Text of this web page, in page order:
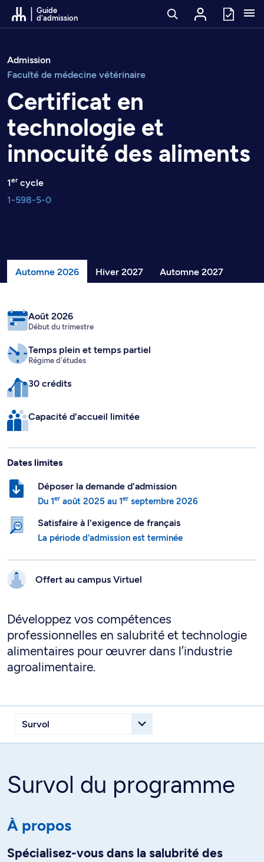
Passer au contenu
Guide
d'admission
Admission
Faculté de médecine vétérinaire
Certificat en
technologie et
innocuité des aliments
1ercycle
1-598-5-0
Automne 2026 Hiver 2027 Automne 2027
Août 2026
Début du trimestre
Temps plein et temps partiel
Régime d'études
30 crédits
Capacité d'accueil limitée
Dates limites
Déposer la demande d'admission
Du 1er août 2025 au 1er septembre 2026
Satisfaire à l'exigence de français
la période d'admission est terminée
Offert au campus Virtuel
Développez vos compétences
professionnelles en salubrité et technologie
alimentaires pour œuvrer dans l’industrie
agroalimentaire.
Survol du programme
À propos
Spécialisez-vous dans la salubrité des